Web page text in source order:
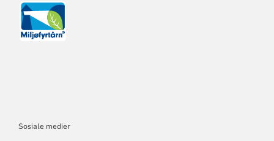
Sosiale medier